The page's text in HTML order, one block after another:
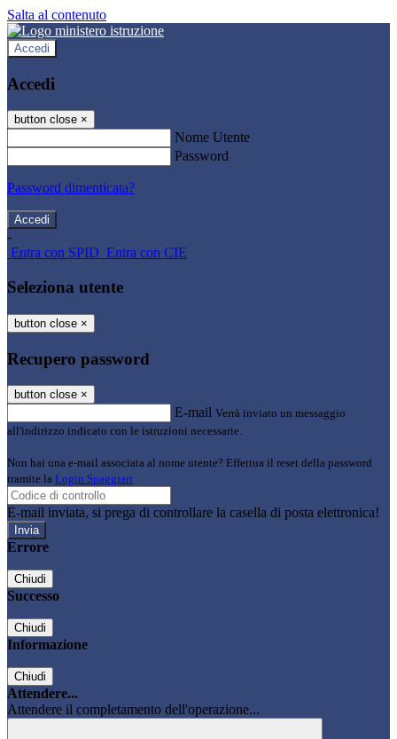
Salta al contenuto
Accedi
Accedi
button close ×
Nome Utente
Password
Password dimenticata?
-
Entra con SPID Entra con CIE
Seleziona utente
button close ×
Recupero password
button close ×
E-mail Verrà inviato un messaggio
all'indirizzo indicato con le istruzioni necessarie.
Non hai una e-mail associata al nome utente? Effettua il reset della password
tramite la Login Spaggiari
E-mail inviata, si prega di controllare la casella di posta elettronica!
Errore
Chiudi
Successo
Chiudi
Informazione
Chiudi
Attendere...
Attendere il completamento dell'operazione...